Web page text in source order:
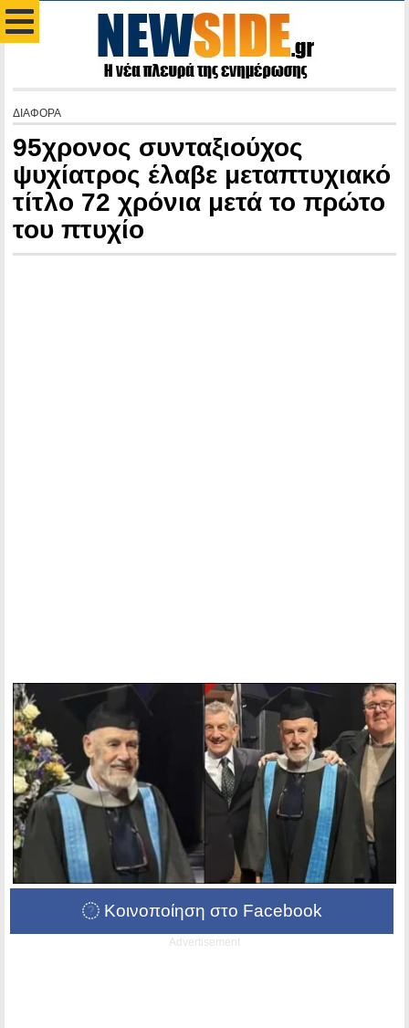
ΔΙΑΦΟΡΑ
95χρονος συνταξιούχος
ψυχίατρος έλαβε μεταπτυχιακό
τίτλο 72 χρόνια μετά το πρώτο
του πτυχίο
Κοινοποίηση στο Facebook
Advertisement